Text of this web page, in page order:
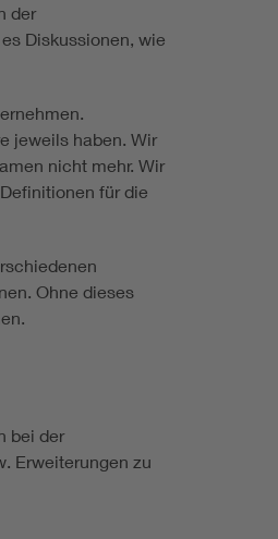
der
Diskussionen, wie
jeweils haben. Wir
nicht mehr. Wir
für die
Ohne dieses
bei der
Erweiterungen zu